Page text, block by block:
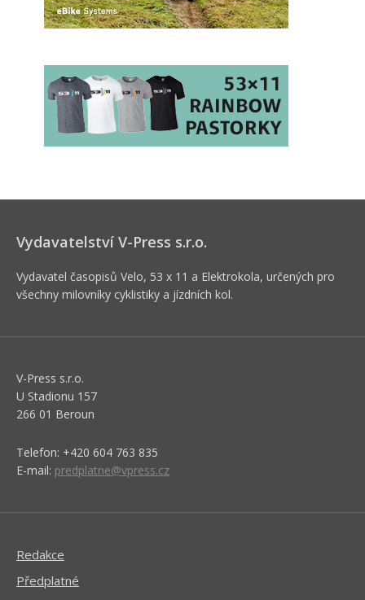
Vydavatelství V-Press s.r.o.
Vydavatel časopisů Velo, 53 x 11 a Elektrokola, určených pro
všechny milovníky cyklistiky a jízdních kol.
V-Press s.r.o.
U Stadionu 157
266 01 Beroun
Telefon: +420 604 763 835
E-mail: predplatne@vpress.cz
Redakce
Předplatné